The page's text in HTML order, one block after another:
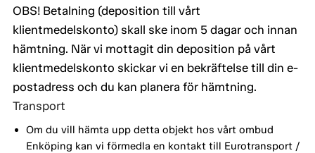
OBS! Betalning (deposition till vårt
klientmedelskonto) skall ske inom 5 dagar och innan
hämtning. När vi mottagit din deposition på vårt
klientmedelskonto skickar vi en bekräftelse till din e-
postadress och du kan planera för hämtning.
Transport
Om du vill hämta upp detta objekt hos vårt ombud
Enköping kan vi förmedla en kontakt till Eurotransport /